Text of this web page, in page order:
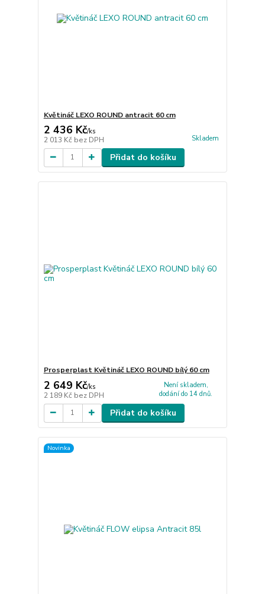
Květináč LEXO ROUND antracit 60 cm
2 436 Kč/ks
2 013 Kč bez DPH Skladem
Přidat do košíku
Prosperplast Květináč LEXO ROUND bílý 60 cm
2 649 Kč/ks
2 189 Kč bez DPH
Není skladem,
dodání do 14 dnů.
Přidat do košíku
Novinka